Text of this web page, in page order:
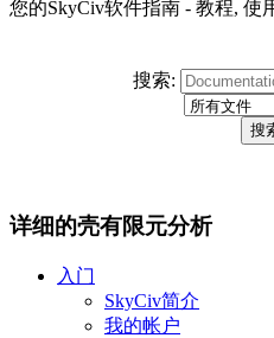
您的SkyCiv软件指南 - 教程, 使
搜索:
详细的壳有限元分析
入门
SkyCiv简介
我的帐户